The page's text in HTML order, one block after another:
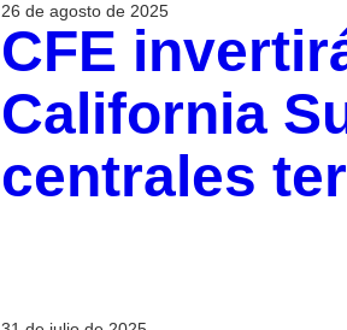
26 de agosto de 2025
CFE
California
centrales